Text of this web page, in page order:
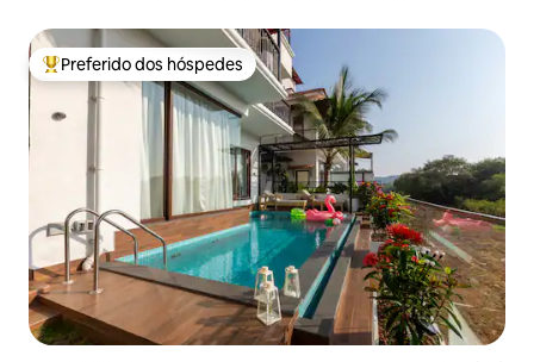
Entre os melhores preferidos dos hóspedes
Preferido dos hóspedes